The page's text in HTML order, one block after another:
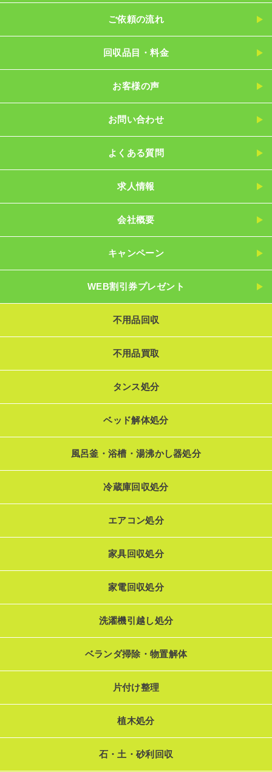
ご依頼の流れ
回収品目・料金
お客様の声
お問い合わせ
よくある質問
求人情報
会社概要
キャンペーン
WEB割引券プレゼント
不用品回収
不用品買取
タンス処分
ベッド解体処分
風呂釜・浴槽・湯沸かし器処分
冷蔵庫回収処分
エアコン処分
家具回収処分
家電回収処分
洗濯機引越し処分
ベランダ掃除・物置解体
片付け整理
植木処分
石・土・砂利回収